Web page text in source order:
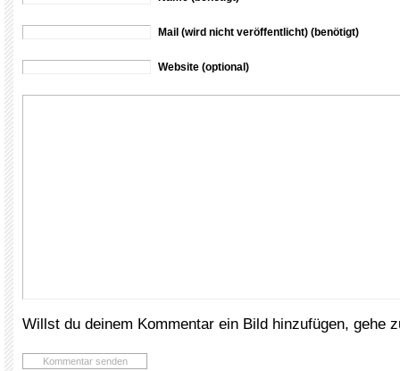
Mail (wird nicht veröffentlicht) (benötigt)
Website (optional)
Willst du deinem Kommentar ein Bild hinzufügen, gehe